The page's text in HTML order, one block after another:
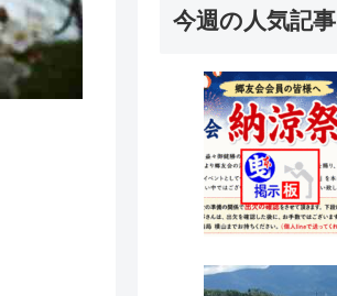
今週の人気記事